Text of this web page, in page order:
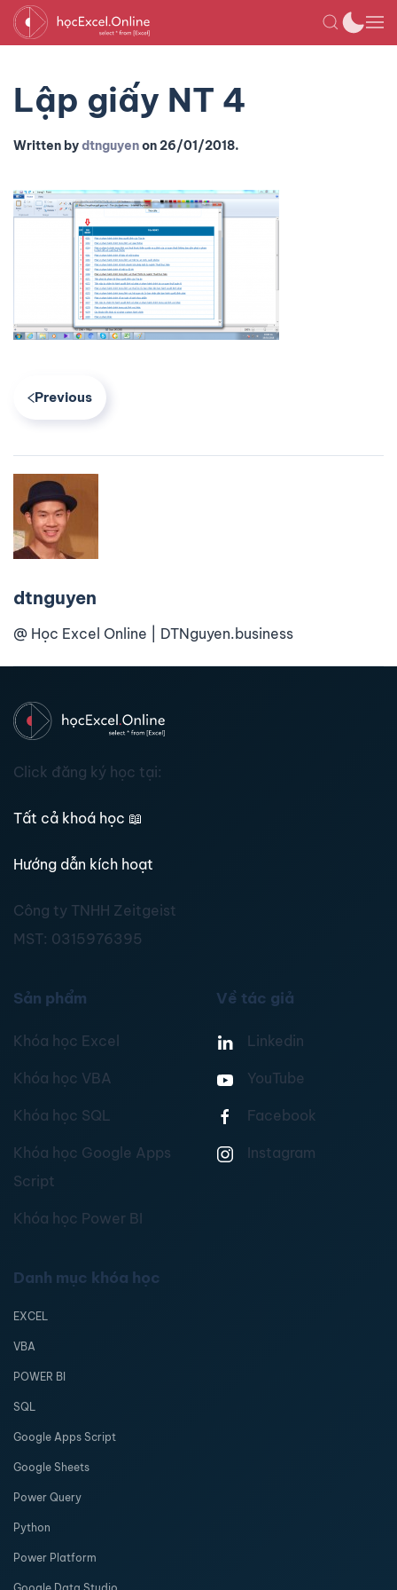
Lập giấy NT 4
Written bydtnguyenon26/01/2018.
Previous
dtnguyen
@ Học Excel Online | DTNguyen.business
Click đăng ký học tại:
Tất cả khoá học 📖
Hướng dẫn kích hoạt
Công ty TNHH Zeitgeist
MST: 0315976395
Sản phẩm
Khóa học Excel
Khóa học VBA
Khóa học SQL
Khóa học Google Apps
Script
Khóa học Power BI
Về tác giả
Linkedin
YouTube
Facebook
Instagram
Danh mục khóa học
EXCEL
VBA
POWER BI
SQL
Google Apps Script
Google Sheets
Power Query
Python
Power Platform